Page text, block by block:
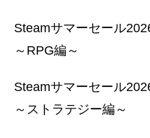
Steamサマーセール
～RPG編～
Steamサマーセール
～ストラテジー編～